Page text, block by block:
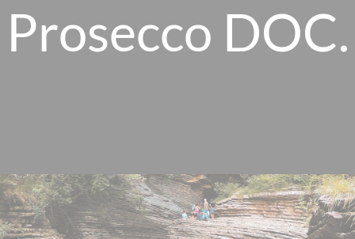
Prosecco DOC.